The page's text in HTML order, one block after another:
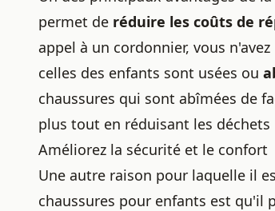
permet de réduire les coûts de
appel à un cordonnier, vous n'avez
celles des enfants sont usées ou
chaussures qui sont abîmées de
plus tout en réduisant les
Améliorez la sécurité et le confort
Une autre raison pour laquelle il
chaussures pour enfants est qu'il